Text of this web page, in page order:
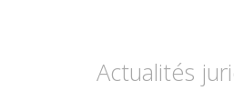
Actualités